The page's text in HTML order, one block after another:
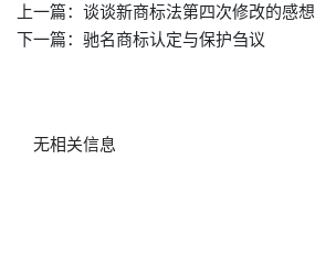
上一篇： 谈谈新商标法第四次修改的感想
下一篇： 驰名商标认定与保护刍议
无相关信息